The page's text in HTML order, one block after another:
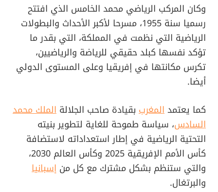
وكان المركب الرياضي محمد الخامس الذي افتتح
رسميا سنة 1955، مسرحا لأكبر الأحداث والبطولات
الرياضية التي نظمت في المملكة، التي بقدر ما
تؤكد نفسها كبلد حقيقي للرياضة والرياضيين،
تكرس مكانتها في إفريقيا وعلى المستوى الدولي
أيضا.
كما يعتمدالمغرب بقيادة صاحب الجلالة الملك محمد
السادس، سياسة طموحة للغاية لتطوير بنيته
التحتية الرياضية في إطار استعداداته لاستضافة
كأس الأمم الإفريقية 2025 وكأس العالم 2030،
والتي ستنظم بشكل مشترك مع كل من إسبانيا
والبرتغال.